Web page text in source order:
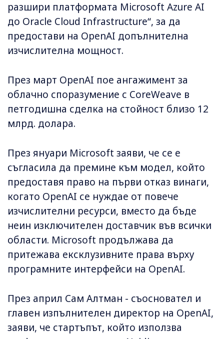
разшири платформата Microsoft Azure AI
до Oracle Cloud Infrastructure“, за да
предостави на OpenAI допълнителна
изчислителна мощност.
През март OpenAI пое ангажимент за
облачно споразумение с CoreWeave в
петгодишна сделка на стойност близо 12
млрд. долара.
През януари Microsoft заяви, че се е
съгласила да премине към модел, който
предоставя право на първи отказ винаги,
когато OpenAI се нуждае от повече
изчислителни ресурси, вместо да бъде
неин изключителен доставчик във всички
области. Microsoft продължава да
притежава ексклузивните права върху
програмните интерфейси на OpenAI.
През април Сам Алтман - съосновател и
главен изпълнителен директор на OpenAI,
заяви, че стартъпът, който използва